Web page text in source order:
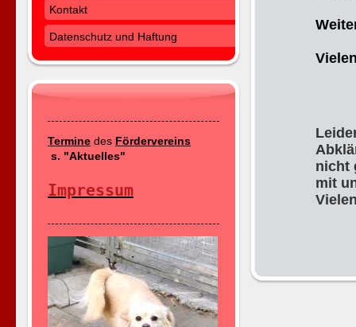
nicht
mit
Kontakt
Datenschutz und Haftung
Termine des Fördervereins
s. "Aktuelles"
Impressum